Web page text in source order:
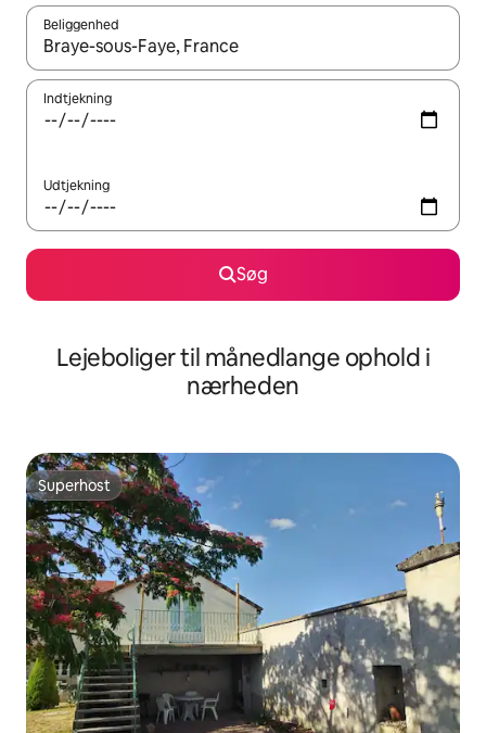
Beliggenhed
Når resultaterne er tilgængelige, skal du navigere med
Indtjekning
Udtjekning
Søg
Lejeboliger til månedlange ophold i
nærheden
Superhost
Superhost